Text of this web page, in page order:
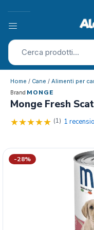
Home / Cane / Alimenti per
Brand MONGE
Monge Fresh
(1) 1
-28%